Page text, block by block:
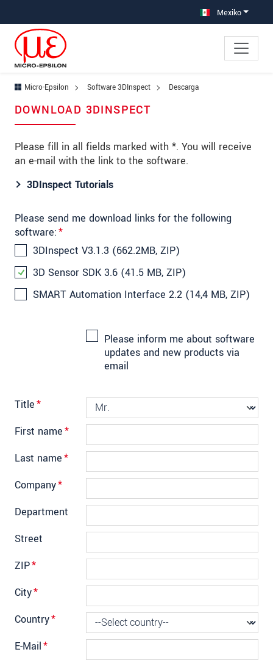
Saltar directamente a la navegación principal Mexiko
Micro-Epsilon Software 3DInspect Descarga
DOWNLOAD 3DINSPECT
Please fill in all fields marked with *. You will receive
an e-mail with the link to the software.
3DInspect Tutorials
Please send me download links for the following
software:*
3DInspect V3.1.3 (662.2MB, ZIP)
3D Sensor SDK 3.6 (41.5 MB, ZIP)
SMART Automation Interface 2.2 (14,4 MB, ZIP)
Please inform me about software
updates and new products via
email
Title*
First name*
Last name*
Company*
Department
Street
ZIP*
City*
Country*
E-Mail*